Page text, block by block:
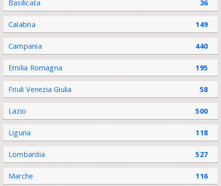
Basilicata 36
Calabria 149
Campania 440
Emilia Romagna 195
Friuli Venezia Giulia 58
Lazio 500
Liguria 118
Lombardia 527
Marche 116